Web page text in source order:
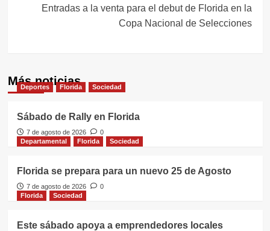
Entradas a la venta para el debut de Florida en la
Copa Nacional de Selecciones
Más noticias
Deportes Florida Sociedad
Sábado de Rally en Florida
7 de agosto de 2026
0
Departamental
Florida Sociedad
Florida se prepara para un nuevo 25 de Agosto
7 de agosto de 2026
0
Florida
Sociedad
Este sábado apoya a emprendedores locales